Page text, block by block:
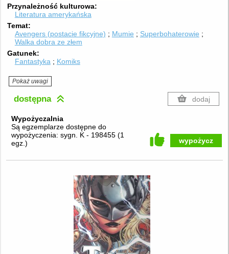
Przynależność kulturowa
Literatura amerykańska
Temat
Avengers (postacie fikcyjne)
Mumie
Superbohaterowie
Walka dobra ze złem
Gatunek
Fantastyka
Komiks
Pokaż uwagi
dostępna dodaj
Wypożyczalnia
Są egzemplarze dostępne do
wypożyczenia: sygn. K - 198455 (1
egz.) wypożycz